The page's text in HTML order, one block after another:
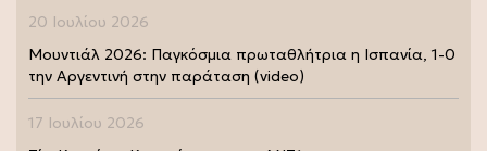
20 Ιουλίου 2026
Μουντιάλ 2026: Παγκόσμια πρωταθλήτρια η Ισπανία, 1-0
την Αργεντινή στην παράταση (video)
17 Ιουλίου 2026